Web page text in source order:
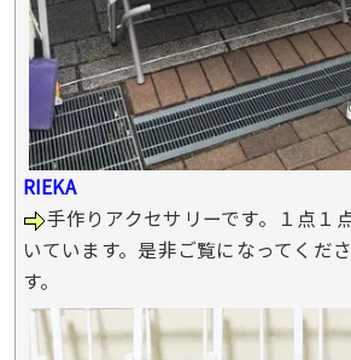
RIEKA
手作りアクセサリーです。１点１
いています。是非ご覧になってくだ
す。